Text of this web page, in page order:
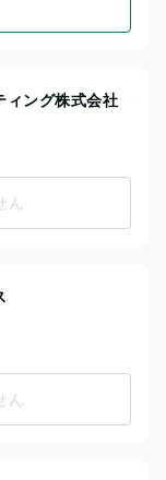
ィング株式会社
ん
ん